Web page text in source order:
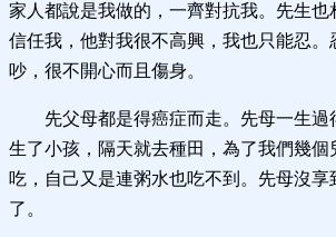
家人都說是我做的，一齊對抗我。先生也
信任我，他對我很不高興，我也只能忍。
吵，很不開心而且傷身。
先父母都是得癌症而走。先母一生過
生了小孩，隔天就去種田，為了我們幾個
吃，自己又是連粥水也吃不到。先母沒享
了。